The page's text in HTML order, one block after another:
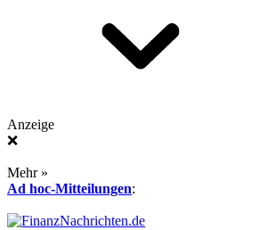
Anzeige
❌
Mehr »
Ad hoc-Mitteilungen: